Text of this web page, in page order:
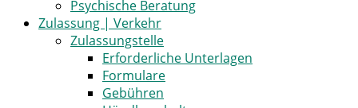
Psychische Beratung
Zulassung | Verkehr
Zulassungstelle
Erforderliche Unterlagen
Formulare
Gebühren